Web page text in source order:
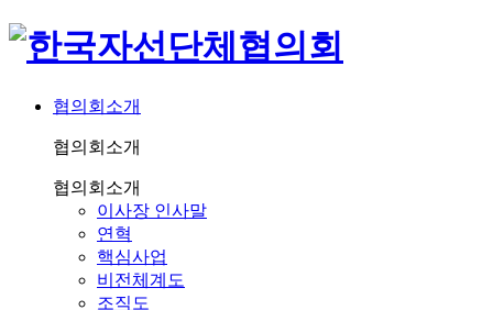
협의회소개
협의회소개
협의회소개
이사장 인사말
연혁
핵심사업
비전체계도
조직도